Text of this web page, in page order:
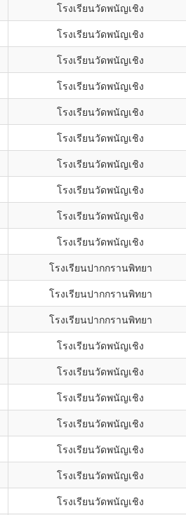
โรงเรียนวัดพนัญเชิง
โรงเรียนวัดพนัญเชิง
โรงเรียนวัดพนัญเชิง
โรงเรียนวัดพนัญเชิง
โรงเรียนวัดพนัญเชิง
โรงเรียนวัดพนัญเชิง
โรงเรียนวัดพนัญเชิง
โรงเรียนวัดพนัญเชิง
โรงเรียนวัดพนัญเชิง
โรงเรียนวัดพนัญเชิง
โรงเรียนปากกรานพิทยา
โรงเรียนปากกรานพิทยา
โรงเรียนปากกรานพิทยา
โรงเรียนวัดพนัญเชิง
โรงเรียนวัดพนัญเชิง
โรงเรียนวัดพนัญเชิง
โรงเรียนวัดพนัญเชิง
โรงเรียนวัดพนัญเชิง
โรงเรียนวัดพนัญเชิง
โรงเรียนวัดพนัญเชิง